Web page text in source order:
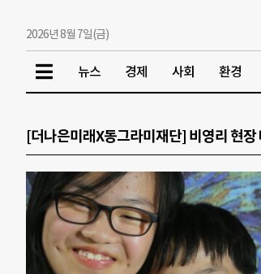
2026년 8월 7일(금)
뉴스 경제 사회 환경
[더나은미래X동그라미재단] 비영리 현장